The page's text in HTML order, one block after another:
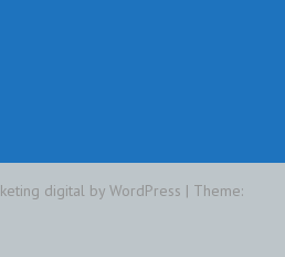
digital by WordPress | Theme: